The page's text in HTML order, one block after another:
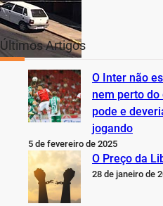
Últimos Artigos
O Inter não
nem perto do
pode e
jogando
5 de fevereiro de 2025
O Preço da
28 de janeiro de